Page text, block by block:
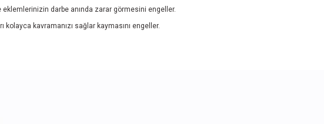
darbe anında zarar görmesini engeller.
kavramanızı sağlar kaymasını engeller.